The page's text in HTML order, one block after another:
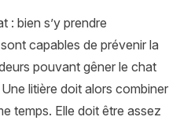
: bien s’y prendre
capables de prévenir la
pouvant gêner le chat
litière doit alors combiner
temps. Elle doit être assez